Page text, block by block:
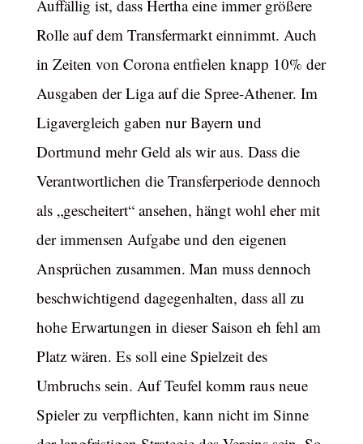
Auffällig ist, dass Hertha eine immer größere
Rolle auf dem Transfermarkt einnimmt. Auch
in Zeiten von Corona entfielen knapp 10% der
Ausgaben der Liga auf die Spree-Athener. Im
Ligavergleich gaben nur Bayern und
Dortmund mehr Geld als wir aus. Dass die
Verantwortlichen die Transferperiode dennoch
als „gescheitert“ ansehen, hängt wohl eher mit
der immensen Aufgabe und den eigenen
Ansprüchen zusammen. Man muss dennoch
beschwichtigend dagegenhalten, dass all zu
hohe Erwartungen in dieser Saison eh fehl am
Platz wären. Es soll eine Spielzeit des
Umbruchs sein. Auf Teufel komm raus neue
Spieler zu verpflichten, kann nicht im Sinne